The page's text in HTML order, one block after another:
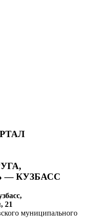
— КУЗБАСС
21
муниципального